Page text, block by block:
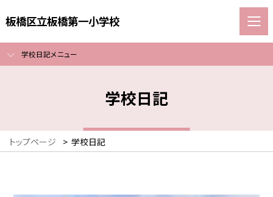
板橋区立板橋第一小学校
学校日記メニュー
学校日記
トップページ > 学校日記